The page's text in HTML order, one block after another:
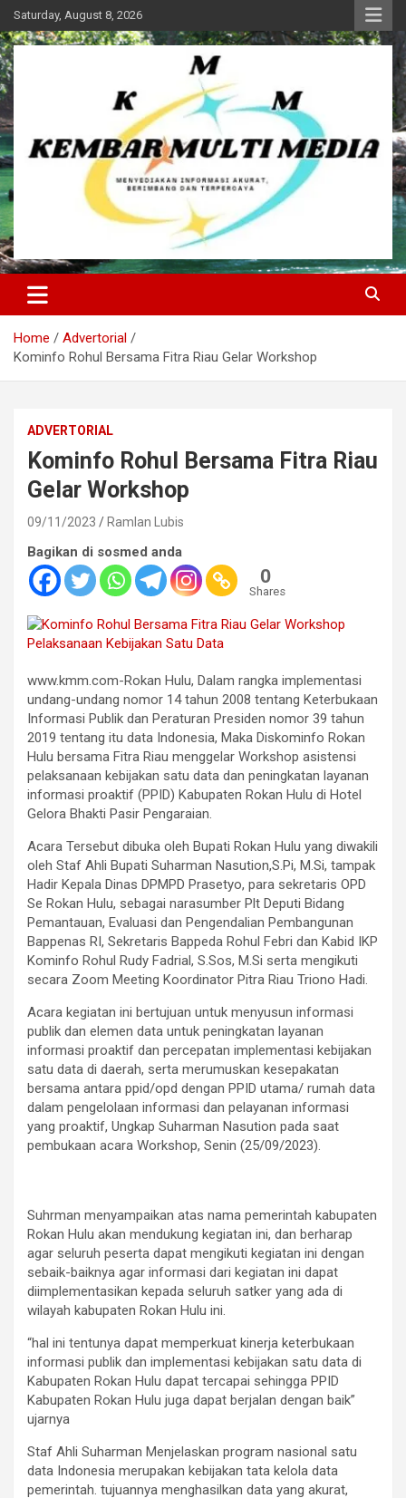
Skip
to
content
Saturday, August 8, 2026
Kembar Multi Media
Home
Advertorial
Kominfo Rohul Bersama Fitra Riau Gelar Workshop
ADVERTORIAL
Kominfo Rohul Bersama Fitra Riau
Gelar Workshop
09/11/2023 Ramlan Lubis
Bagikan di sosmed anda
0
Shares
www.kmm.com-Rokan Hulu, Dalam rangka implementasi
undang-undang nomor 14 tahun 2008 tentang Keterbukaan
Informasi Publik dan Peraturan Presiden nomor 39 tahun
2019 tentang itu data Indonesia, Maka Diskominfo Rokan
Hulu bersama Fitra Riau menggelar Workshop asistensi
pelaksanaan kebijakan satu data dan peningkatan layanan
informasi proaktif (PPID) Kabupaten Rokan Hulu di Hotel
Gelora Bhakti Pasir Pengaraian.
Acara Tersebut dibuka oleh Bupati Rokan Hulu yang diwakili
oleh Staf Ahli Bupati Suharman Nasution,S.Pi, M.Si, tampak
Hadir Kepala Dinas DPMPD Prasetyo, para sekretaris OPD
Se Rokan Hulu, sebagai narasumber Plt Deputi Bidang
Pemantauan, Evaluasi dan Pengendalian Pembangunan
Bappenas RI, Sekretaris Bappeda Rohul Febri dan Kabid IKP
Kominfo Rohul Rudy Fadrial, S.Sos, M.Si serta mengikuti
secara Zoom Meeting Koordinator Pitra Riau Triono Hadi.
Acara kegiatan ini bertujuan untuk menyusun informasi
publik dan elemen data untuk peningkatan layanan
informasi proaktif dan percepatan implementasi kebijakan
satu data di daerah, serta merumuskan kesepakatan
bersama antara ppid/opd dengan PPID utama/ rumah data
dalam pengelolaan informasi dan pelayanan informasi
yang proaktif, Ungkap Suharman Nasution pada saat
pembukaan acara Workshop, Senin (25/09/2023).
Suhrman menyampaikan atas nama pemerintah kabupaten
Rokan Hulu akan mendukung kegiatan ini, dan berharap
agar seluruh peserta dapat mengikuti kegiatan ini dengan
sebaik-baiknya agar informasi dari kegiatan ini dapat
diimplementasikan kepada seluruh satker yang ada di
wilayah kabupaten Rokan Hulu ini.
“hal ini tentunya dapat memperkuat kinerja keterbukaan
informasi publik dan implementasi kebijakan satu data di
Kabupaten Rokan Hulu dapat tercapai sehingga PPID
Kabupaten Rokan Hulu juga dapat berjalan dengan baik”
ujarnya
Staf Ahli Suharman Menjelaskan program nasional satu
data Indonesia merupakan kebijakan tata kelola data
pemerintah. tujuannya menghasilkan data yang akurat,